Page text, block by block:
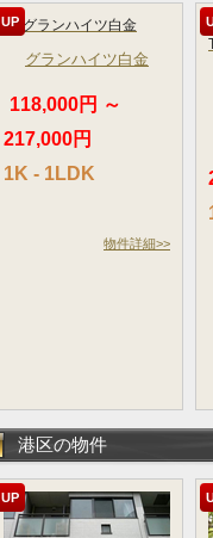
UP
グランハイツ白金
118,000円 ～
217,000円
1K - 1LDK
物件詳細>>
港区の物件
UP